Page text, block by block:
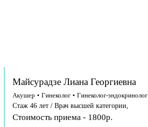
Майсурадзе Лиана Георгиевна
Акушер • Гинеколог • Гинеколог-эндокринолог
Стаж 46 лет / Врач высшей категории,
Стоимость приема - 1800р.